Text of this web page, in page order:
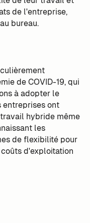
de l'entreprise,
bureau.
de COVID-19, qui
à adopter le
entreprises ont
hybride même
les
de flexibilité pour
d'exploitation